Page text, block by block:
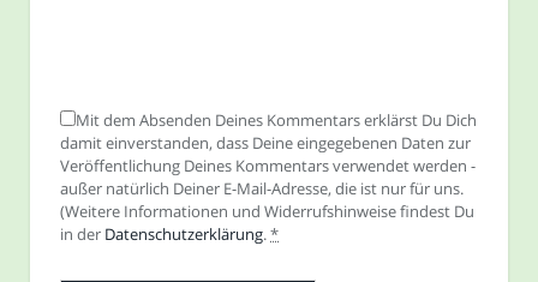
Mit dem Absenden Deines Kommentars erklärst Du Dich
damit einverstanden, dass Deine eingegebenen Daten zur
Veröffentlichung Deines Kommentars verwendet werden -
außer natürlich Deiner E-Mail-Adresse, die ist nur für uns.
(Weitere Informationen und Widerrufshinweise findest Du
in der Datenschutzerklärung.*